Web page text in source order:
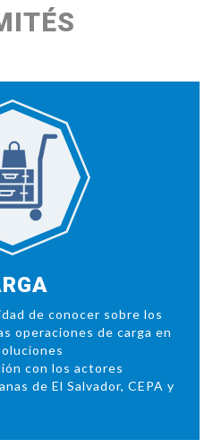
de conocer sobre los
operaciones de carga en
con los actores
de El Salvador, CEPA y